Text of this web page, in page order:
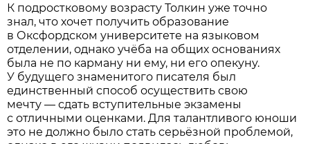
К подростковому возрасту Толкин уже точно
знал, что хочет получить образование
в Оксфордском университете на языковом
отделении, однако учёба на общих основаниях
была не по карману ни ему, ни его опекуну.
У будущего знаменитого писателя был
единственный способ осуществить свою
мечту — сдать вступительные экзамены
с отличными оценками. Для талантливого юноши
это не должно было стать серьёзной проблемой,